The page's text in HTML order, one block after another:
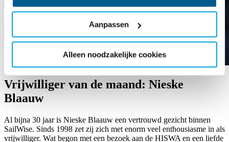
Aanpassen
Alleen noodzakelijke cookies
Vrijwilliger van de maand: Nieske
Blaauw
Al bijna 30 jaar is Nieske Blaauw een vertrouwd gezicht binnen
SailWise. Sinds 1998 zet zij zich met enorm veel enthousiasme in als
vrijwilliger. Wat begon met een bezoek aan de HISWA en een liefde